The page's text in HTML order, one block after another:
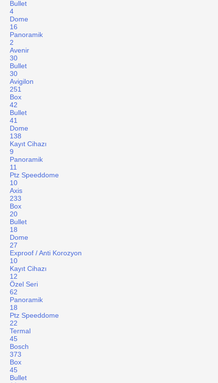
Bullet
4
Dome
16
Panoramik
2
Avenir
30
Bullet
30
Avigilon
251
Box
42
Bullet
41
Dome
138
Kayıt Cihazı
9
Panoramik
11
Ptz Speeddome
10
Axis
233
Box
20
Bullet
18
Dome
27
Exproof / Anti Korozyon
10
Kayıt Cihazı
12
Özel Seri
62
Panoramik
18
Ptz Speeddome
22
Termal
45
Bosch
373
Box
45
Bullet